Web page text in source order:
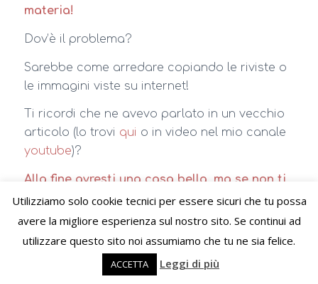
materia!
Dov’è il problema?
Sarebbe come arredare copiando le riviste o
le immagini viste su internet!
Ti ricordi che ne avevo parlato in un vecchio
articolo (lo trovi qui o in video nel mio canale
youtube)?
Alla fine avresti una casa bella, ma se non ti
rappresenta nel profondo non ti sentirai a
tuo agio!
Non far sì, quindi, che casa tua diventi, così,
solo un elemento in più nel portfolio di questo
Utilizziamo solo cookie tecnici per essere sicuri che tu possa
avere la migliore esperienza sul nostro sito. Se continui ad
utilizzare questo sito noi assumiamo che tu ne sia felice.
ACCETTA Leggi di più